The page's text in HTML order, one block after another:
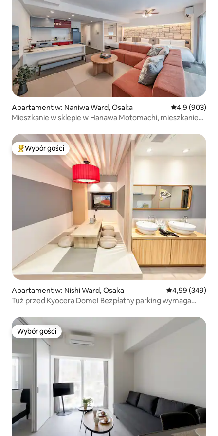
Apartament w: Naniwa Ward, Osaka Średnia
4,9 (903)
Mieszkanie w sklepie w Hanawa Motomachi, mieszkanie
Najpopularniejsze z kategorii Wybór gości
Wybór gości
Apartament w: Nishi Ward, Osaka Średnia
4,99 (349)
Tuż przed Kyocera Dome! Bezpłatny parking wymaga
USJ 3 stacji / bezpośrednie połączenie z Kobe i Narą,
Kyocera.
Wybór gości
Wybór gości